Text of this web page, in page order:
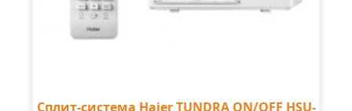
Сплит-система Haier TUNDRA ON/OFF HSU-